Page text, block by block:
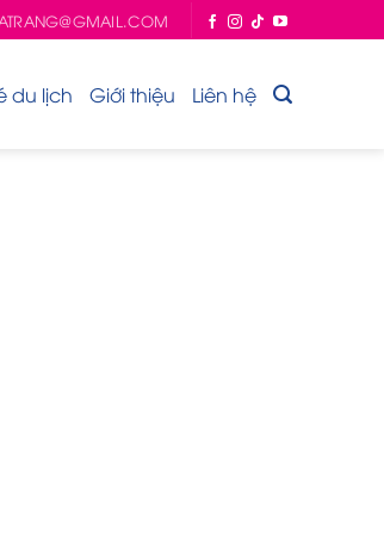
du lịch Giới thiệu Liên hệ